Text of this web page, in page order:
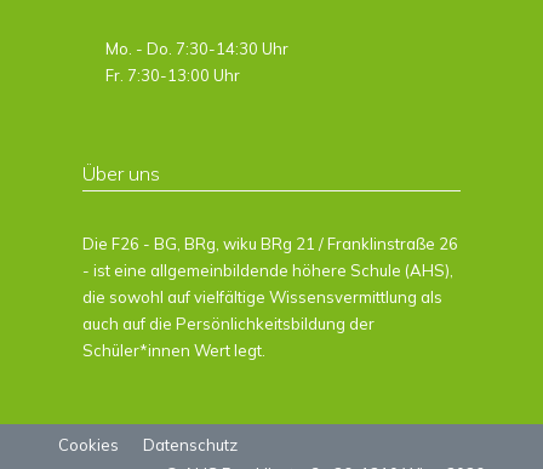
Mo. - Do. 7:30-14:30 Uhr
Fr. 7:30-13:00 Uhr
Über uns
Die F26 - BG, BRg, wiku BRg 21 / Franklinstraße 26
- ist eine allgemeinbildende höhere Schule (AHS),
die sowohl auf vielfältige Wissensvermittlung als
auch auf die Persönlichkeitsbildung der
Schüler*innen Wert legt.
Cookies
Datenschutz